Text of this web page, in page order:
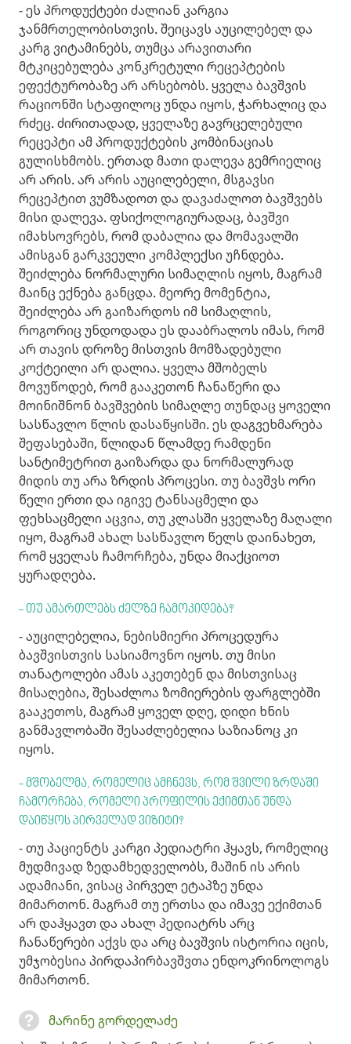
- ეს პროდუქტები ძალიან კარგია
ჯანმრთელობისთვის. შეიცავს აუცილებელ და
კარგ ვიტამინებს, თუმცა არავითარი
მტკიცებულება კონკრეტული რეცეპტების
ეფექტურობაზე არ არსებობს. ყველა ბავშვის
რაციონში სტაფილოც უნდა იყოს, ჭარხალიც და
რძეც. ძირითადად, ყველაზე გავრცელებული
რეცეპტი ამ პროდუქტების კომბინაციას
გულისხმობს. ერთად მათი დალევა გემრიელიც
არ არის. არ არის აუცილებელი, მსგავსი
რეცეპტით ვუმზადოთ და დავაძალოთ ბავშვებს
მისი დალევა. ფსიქოლოგიურადაც, ბავშვი
იმახსოვრებს, რომ დაბალია და მომავალში
ამისგან გარკვეული კომპლექსი უჩნდება.
შეიძლება ნორმალური სიმაღლის იყოს, მაგრამ
მაინც ექნება განცდა. მეორე მომენტია,
შეიძლება არ გაიზარდოს იმ სიმაღლის,
როგორიც უნდოდადა ეს დააბრალოს იმას, რომ
არ თავის დროზე მისთვის მომზადებული
კოქტეილი არ დალია. ყველა მშობელს
მოვუწოდებ, რომ გააკეთონ ჩანაწერი და
მოინიშნონ ბავშვების სიმაღლე თუნდაც ყოველი
სასწავლო წლის დასაწყისში. ეს დაგვეხმარება
შეფასებაში, წლიდან წლამდე რამდენი
სანტიმეტრით გაიზარდა და ნორმალურად
მიდის თუ არა ზრდის პროცესი. თუ ბავშვს ორი
წელი ერთი და იგივე ტანსაცმელი და
ფეხსაცმელი აცვია, თუ კლასში ყველაზე მაღალი
იყო, მაგრამ ახალ სასწავლო წელს დაინახეთ,
რომ ყველას ჩამორჩება, უნდა მიაქციოთ
ყურადღება.
- თუ ამართლებს ძელზე ჩამოკიდება?
- აუცილებელია, ნებისმიერი პროცედურა
ბავშვისთვის სასიამოვნო იყოს. თუ მისი
თანატოლები ამას აკეთებენ და მისთვისაც
მისაღებია, შესაძლოა ზომიერების ფარგლებში
გააკეთოს, მაგრამ ყოველ დღე, დიდი ხნის
განმავლობაში შესაძლებელია საზიანოც კი
იყოს.
- მშობელმა, რომელიც ამჩნევს, რომ შვილი ზრდაში
ჩამორჩება, რომელი პროფილის ექიმთან უნდა
დაიწყოს პირველად ვიზიტი?
- თუ პაციენტს კარგი პედიატრი ჰყავს, რომელიც
მუდმივად ზედამხედველობს, მაშინ ის არის
ადამიანი, ვისაც პირველ ეტაპზე უნდა
მიმართონ. მაგრამ თუ ერთსა და იმავე ექიმთან
არ დაჰყავთ და ახალ პედიატრს არც
ჩანაწერები აქვს და არც ბავშვის ისტორია იცის,
უმჯობესია პირდაპირბავშვთა ენდოკრინოლოგს
მიმართონ.
მარინე გორდელაძე